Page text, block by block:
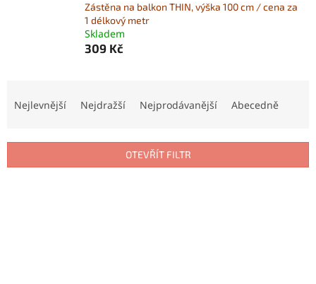
Zástěna na balkon THIN, výška 100 cm / cena za
1 délkový metr
Skladem
309 Kč
í
Nejlevnější Nejdražší Nejprodávanější Abecedně
OTEVŘÍT FILTR